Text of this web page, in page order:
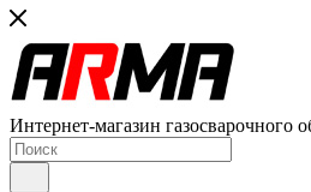
Интернет-магазин газосварочного